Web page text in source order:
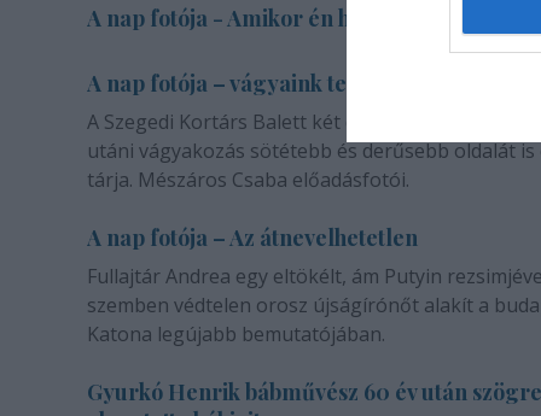
A nap fotója - Amikor én halott voltam
A nap fotója – vágyaink természetéről
A Szegedi Kortárs Balett két darabja a másik ember
utáni vágyakozás sötétebb és derűsebb oldalát is
tárja. Mészáros Csaba előadásfotói.
A nap fotója – Az átnevelhetetlen
Fullajtár Andrea egy eltökélt, ám Putyin
szemben védtelen orosz újságírónőt alakít a
Katona legújabb bemutatójában.
Gyurkó Henrik bábművész 60 év után szögre